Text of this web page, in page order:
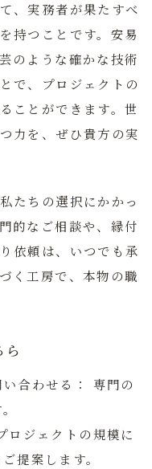
、実務者が果たすべ
持つことです。安易
のような確かな技術
で、プロジェクトの
ことができます。世
力を、ぜひ貴方の実
たちの選択にかかっ
的なご相談や、縁付
依頼は、いつでも承
く工房で、本物の職
合わせる：
専門の
ロジェクトの規模に
提案します。